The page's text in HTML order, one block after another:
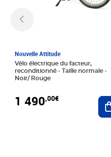
Nouvelle Attitude
Vélo électrique du facteur,
reconditionné - Taille normale -
Noir/ Rouge
1 490,00€